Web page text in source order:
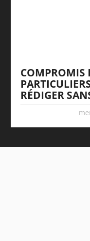
COMPROMIS
RÉDIGER